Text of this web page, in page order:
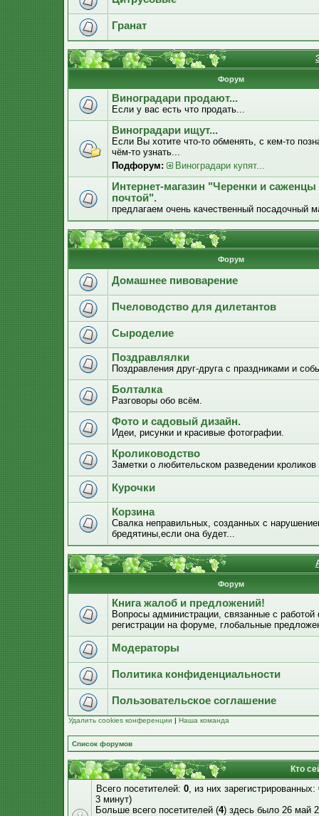
Гранат
Форум
Виноградари продают...
Если у вас есть что продать...
Виноградари ищут...
Если Вы хотите что-то обменять, с кем-то
чём-то узнать...
Подфорум:
Виноградари купят...
Интернет-магазин "Черенки и саженцы
почтой".
предлагаем очень качественный посадочный
Форум
Домашнее пивоварение
Пчеловодство для дилетантов
Сыроделие
Поздравлялки
Поздравления друг-друга с праздниками и
Болталка
Разговоры обо всём.
Фото и садовый дизайн.
Идеи, рисунки и красивые фотографии.
Кролиководство
Заметки о любительском разведении кроликов
Курочки
Корзина
Свалка неправильных, созданных с
бредятины,если она будет...
Форум
Книга жалоб и предложений!
Вопросы администрации, связанные с
регистрации на форуме, глобальные
Модераторы
Политика конфиденциальности
Пользовательское соглашение
Удалить cookies конференции | Наша команда
Список форумов
Кто
Всего посетителей: 0, из них
3 минут)
Больше всего посетителей (4) здесь было 26 май